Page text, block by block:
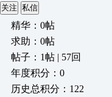
关注 私信
精华：0帖
求助：0帖
帖子：1帖 | 57回
年度积分：0
历史总积分：122